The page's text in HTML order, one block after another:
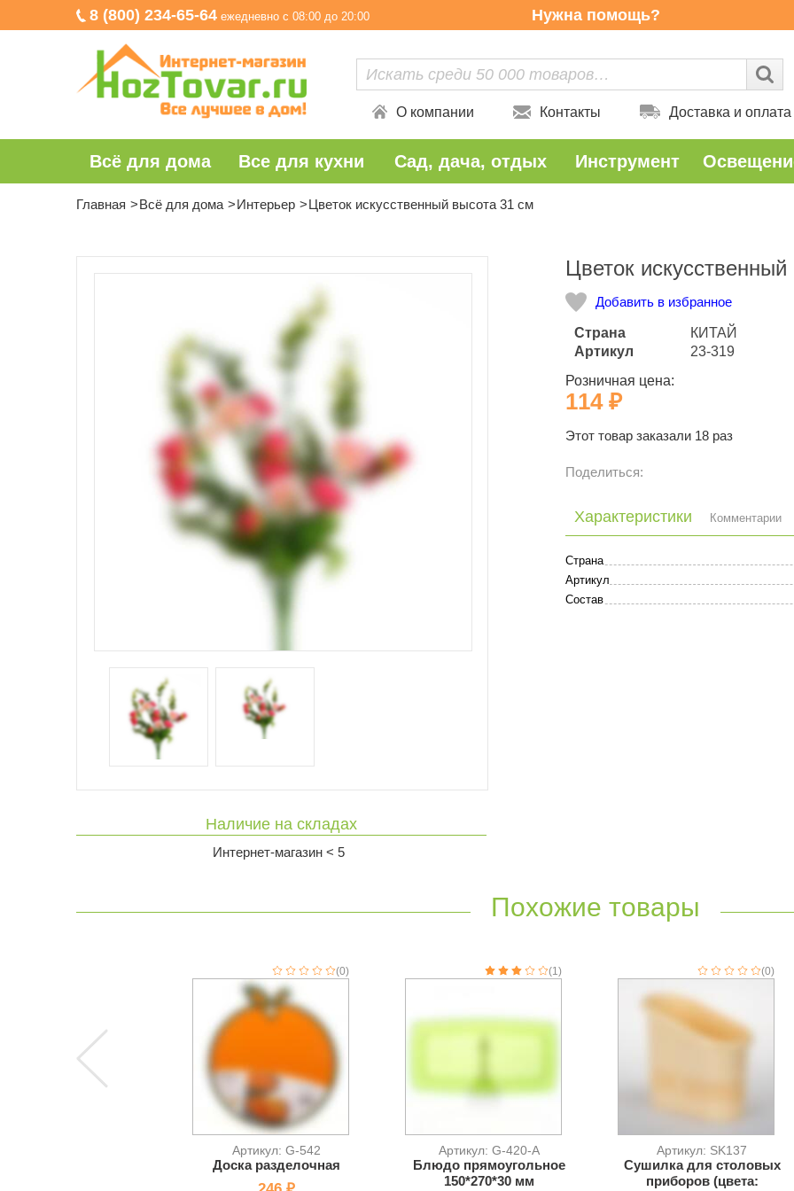
8 (800) 234-65-64 ежедневно с 08:00 до 20:00 Нужна помощь?
О компании Контакты Доставка и оплата
Всё для дома Все для кухни Сад, дача, отдых Инструмент
Главная Всё для дома Интерьер Цветок искусственный высота 31 см
Наличие на складах
Интернет-магазин < 5
Цветок
Добавить в избранное
Страна
КИТАЙ
Артикул
23-319
Розничная цена:
114 ₽
Этот товар заказали 18 раз
Поделиться:
Характеристики Комментарии
Страна
Артикул
Состав
Похожие товары
(0)
Артикул: G-542
Доска разделочная
(1)
Артикул: G-420-A
Блюдо прямоугольное
150*270*30 мм
(0)
Артикул: SK137
Сушилка для столовых
приборов (цвета: